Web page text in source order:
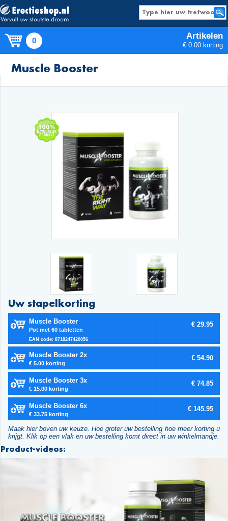
0 Artikelen
€ 0.00 korting
Muscle Booster
Uw stapelkorting
Muscle Booster
Pot met 60 tabletten
EAN code: 8718247420056
€ 29.95
Muscle Booster 2x
€ 5.00 korting
€ 54.90
Muscle Booster 3x
€ 15.00 korting
€ 74.85
Muscle Booster 6x
€ 33.75 korting
€ 145.95
Maak hier boven uw keuze. Hoe groter uw bestelling hoe meer korting u
krijgt. Klik op een vlak en uw bestelling komt direct in uw winkelmandje.
Product-videos: